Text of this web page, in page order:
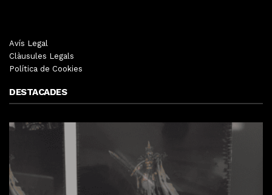
Avís Legal
Clàusules Legals
Política de Cookies
DESTACADES